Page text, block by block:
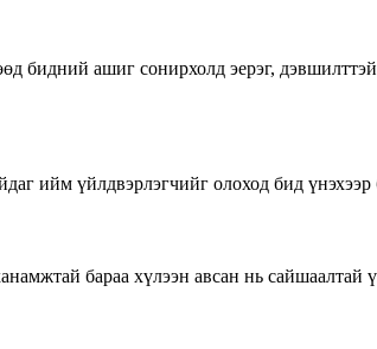
бидний ашиг сонирхолд эерэг,
ийм үйлдвэрлэгчийг олоход бид үнэхээр
бараа хүлээн авсан нь сайшаалтай